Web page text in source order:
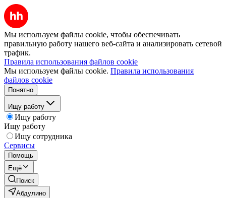
Мы используем файлы cookie, чтобы обеспечивать
правильную работу нашего веб-сайта и анализировать сетевой
трафик.
Правила использования файлов cookie
Мы используем файлы cookie. Правила использования
файлов cookie
Понятно
Ищу работу
Ищу работу
Ищу работу
Ищу сотрудника
Сервисы
Помощь
Ещё
Поиск
Абдулино